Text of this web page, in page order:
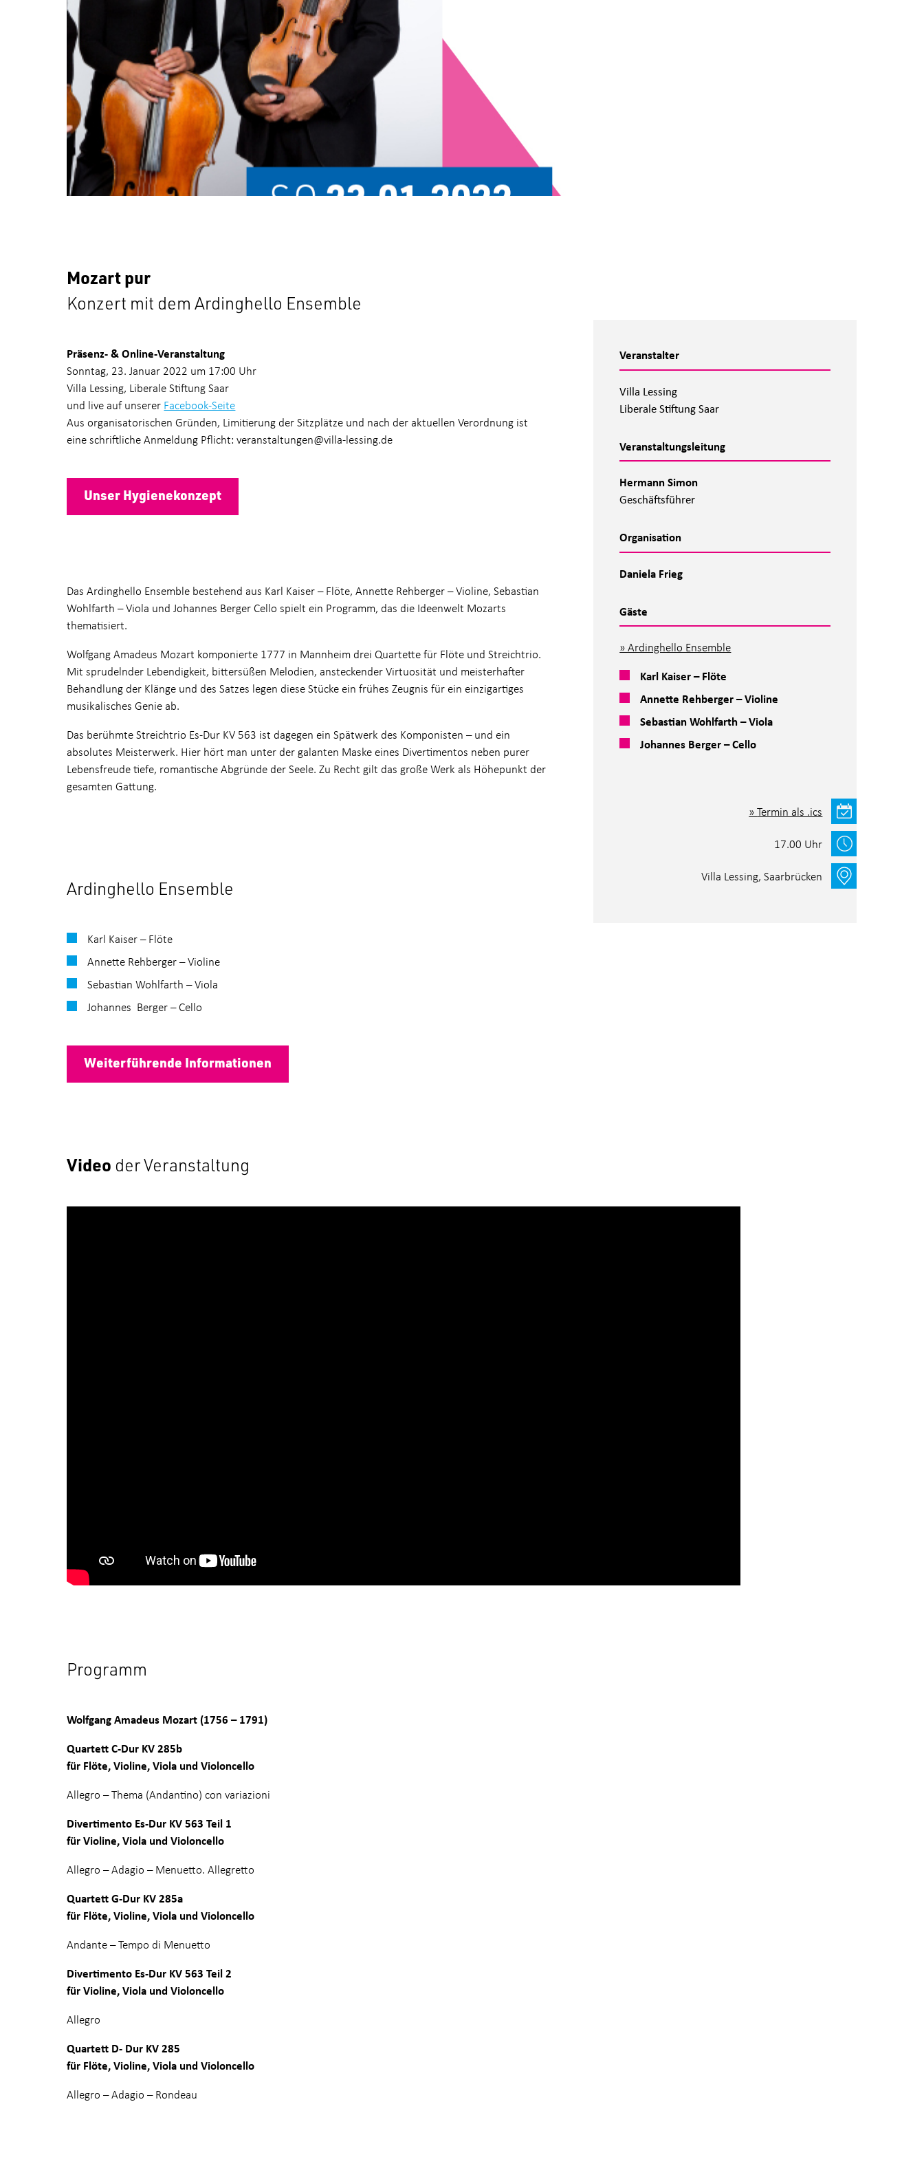
Mozart pur
Konzert mit dem Ardinghello Ensemble
Präsenz- & Online-Veranstaltung
Sonntag, 23. Januar 2022 um 17:00 Uhr
Villa Lessing, Liberale Stiftung Saar
und live auf unserer Facebook-Seite
Aus organisatorischen Gründen, Limitierung der Sitzplätze und nach der aktuellen Verordnung ist
eine schriftliche Anmeldung Pflicht: veranstaltungen@villa-lessing.de
Unser Hygienekonzept
Das Ardinghello Ensemble bestehend aus Karl Kaiser – Flöte, Annette Rehberger – Violine, Sebastian
Wohlfarth – Viola und Johannes Berger Cello spielt ein Programm, das die Ideenwelt Mozarts
thematisiert.
Wolfgang Amadeus Mozart komponierte 1777 in Mannheim drei Quartette für Flöte und Streichtrio.
Mit sprudelnder Lebendigkeit, bittersüßen Melodien, ansteckender Virtuosität und meisterhafter
Behandlung der Klänge und des Satzes legen diese Stücke ein frühes Zeugnis für ein einzigartiges
musikalisches Genie ab.
Das berühmte Streichtrio Es-Dur KV 563 ist dagegen ein Spätwerk des Komponisten – und ein
absolutes Meisterwerk. Hier hört man unter der galanten Maske eines Divertimentos neben purer
Lebensfreude tiefe, romantische Abgründe der Seele. Zu Recht gilt das große Werk als Höhepunkt der
gesamten Gattung.
Ardinghello Ensemble
Karl Kaiser – Flöte
Annette Rehberger – Violine
Sebastian Wohlfarth – Viola
Johannes Berger – Cello
Weiterführende Informationen
Video der Veranstaltung
Programm
Wolfgang Amadeus Mozart (1756 – 1791)
Quartett C-Dur KV 285b
für Flöte, Violine, Viola und Violoncello
Allegro – Thema (Andantino) con variazioni
Divertimento Es-Dur KV 563 Teil 1
für Violine, Viola und Violoncello
Allegro – Adagio – Menuetto. Allegretto
Quartett G-Dur KV 285a
für Flöte, Violine, Viola und Violoncello
Andante – Tempo di Menuetto
Divertimento Es-Dur KV 563 Teil 2
für Violine, Viola und Violoncello
Allegro
Quartett D- Dur KV 285
für Flöte, Violine, Viola und Violoncello
Allegro – Adagio – Rondeau
Veranstalter
Villa Lessing
Liberale Stiftung Saar
Veranstaltungsleitung
Hermann Simon
Geschäftsführer
Organisation
Daniela Frieg
Gäste
Ardinghello Ensemble
Karl Kaiser – Flöte
Annette Rehberger – Violine
Sebastian Wohlfarth – Viola
Johannes Berger – Cello
Termin als .ics
17.00 Uhr
Villa Lessing, Saarbrücken